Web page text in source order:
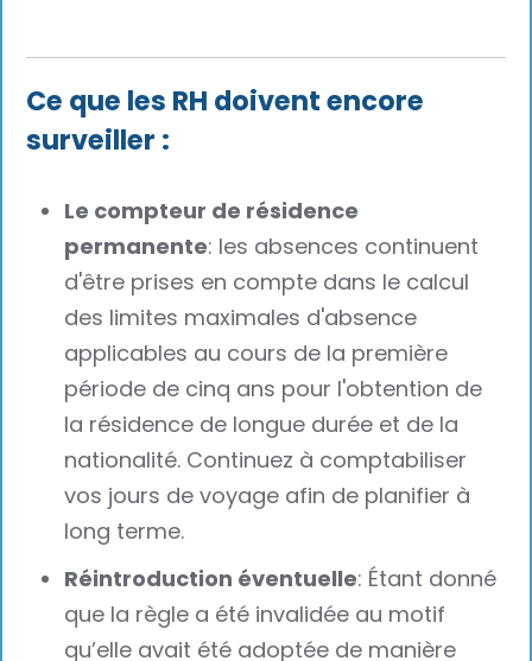
Ce que les RH doivent encore
surveiller :
Le compteur de résidence
permanente: les absences continuent
d'être prises en compte dans le calcul
des limites maximales d'absence
applicables au cours de la première
période de cinq ans pour l'obtention de
la résidence de longue durée et de la
nationalité. Continuez à comptabiliser
vos jours de voyage afin de planifier à
long terme.
Réintroduction éventuelle: Étant donné
que la règle a été invalidée au motif
qu’elle avait été adoptée de manière